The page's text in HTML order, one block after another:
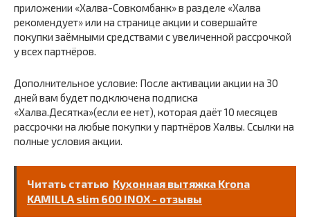
приложении «Халва-Совкомбанк» в разделе «Халва
рекомендует» или на странице акции и совершайте
покупки заёмными средствами с увеличенной рассрочкой
у всех партнёров.
Дополнительное условие: После активации акции на 30
дней вам будет подключена подписка
«Халва.Десятка»(если ее нет), которая даёт 10 месяцев
рассрочки на любые покупки у партнёров Халвы. Ссылки на
полные условия акции.
Читать статью Кухонная вытяжка Krona
KAMILLA slim 600 INOX - отзывы